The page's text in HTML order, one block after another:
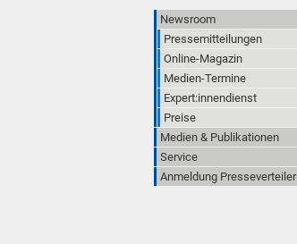
Newsroom
Pressemitteilungen
Online-Magazin
Medien-Termine
Expert:innendienst
Preise
Medien & Publikationen
Service
Anmeldung Presseverteiler